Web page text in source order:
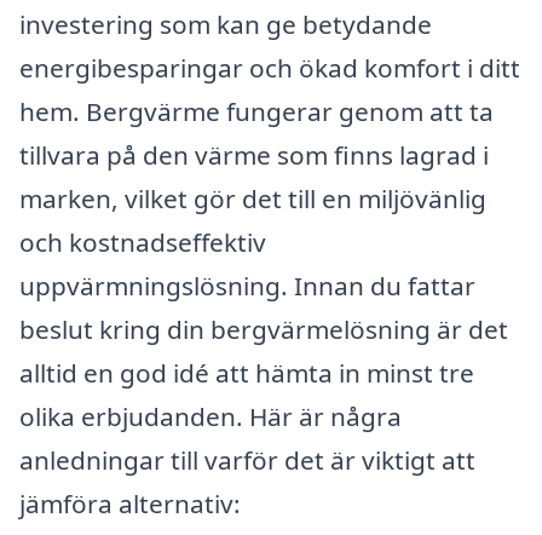
investering som kan ge betydande
energibesparingar och ökad komfort i ditt
hem. Bergvärme fungerar genom att ta
tillvara på den värme som finns lagrad i
marken, vilket gör det till en miljövänlig
och kostnadseffektiv
uppvärmningslösning. Innan du fattar
beslut kring din bergvärmelösning är det
alltid en god idé att hämta in minst tre
olika erbjudanden. Här är några
anledningar till varför det är viktigt att
jämföra alternativ: